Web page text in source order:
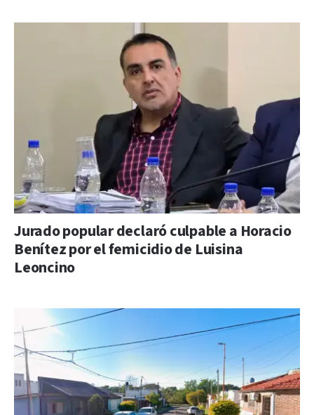
Jurado popular declaró culpable a Horacio
Benítez por el femicidio de Luisina
Leoncino